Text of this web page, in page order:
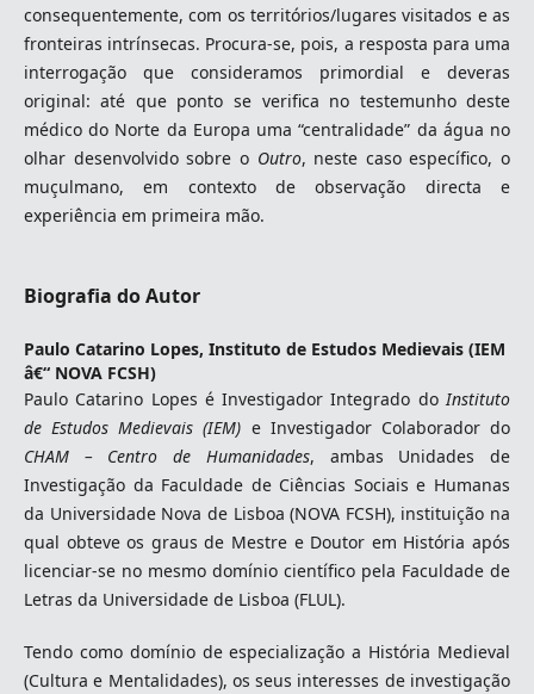
consequentemente, com os territórios/lugares visitados e as
fronteiras intrínsecas. Procura-se, pois, a resposta para uma
interrogação que consideramos primordial e deveras
original: até que ponto se verifica no testemunho deste
médico do Norte da Europa uma “centralidade” da água no
olhar desenvolvido sobre o Outro, neste caso específico, o
muçulmano, em contexto de observação directa e
experiência em primeira mão.
Biografia do Autor
Paulo Catarino Lopes, Instituto de Estudos Medievais (IEM
â€“ NOVA FCSH)
Paulo Catarino Lopes é Investigador Integrado doInstituto
de Estudos Medievais (IEM) e Investigador Colaborador do
CHAM – Centro de Humanidades, ambas Unidades de
Investigação da Faculdade de Ciências Sociais e Humanas
da Universidade Nova de Lisboa (NOVA FCSH), instituição na
qual obteve os graus de Mestre e Doutor em História após
licenciar-se no mesmo domínio científico pela Faculdade de
Letras da Universidade de Lisboa (FLUL).
Tendo como domínio de especialização a História Medieval
(Cultura e Mentalidades), os seus interesses de investigação